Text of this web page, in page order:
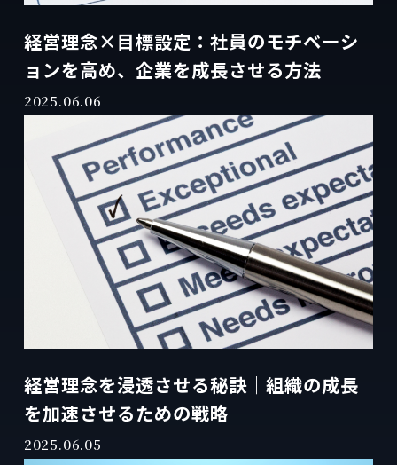
経営理念×目標設定：社員のモチベーシ
ョンを高め、企業を成長させる方法
2025.06.06
経営理念を浸透させる秘訣｜組織の成長
を加速させるための戦略
2025.06.05